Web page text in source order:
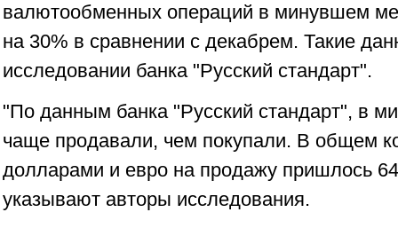
валютообменных операций в минувшем
на 30% в сравнении с декабрем. Такие
исследовании банка "Русский стандарт".
"По данным банка "Русский стандарт", в
чаще продавали, чем покупали. В общем
долларами и евро на продажу пришлось
указывают авторы исследования.